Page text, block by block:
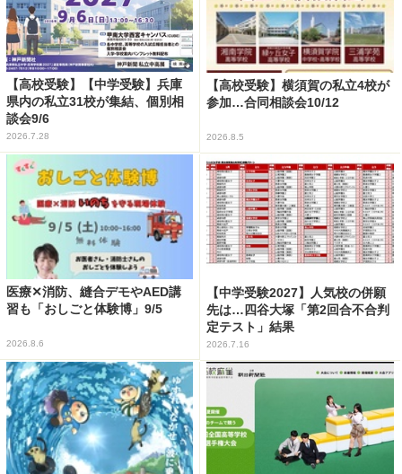
【高校受験】【中学受験】兵庫
県内の私立31校が集結、個別相
談会9/6
2026.7.28
【高校受験】横須賀の私立4校が
参加…合同相談会10/12
2026.8.5
医療✕消防、縫合デモやAED講
習も「おしごと体験博」9/5
2026.8.6
【中学受験2027】人気校の併願
先は…四谷大塚「第2回合不合判
定テスト」結果
2026.7.16